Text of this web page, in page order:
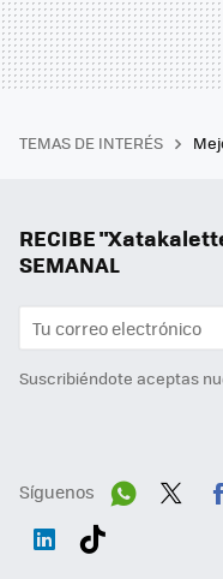
TEMAS DE INTERÉS
RECIBE
SEMANAL
Suscribiéndote aceptas
Síguenos